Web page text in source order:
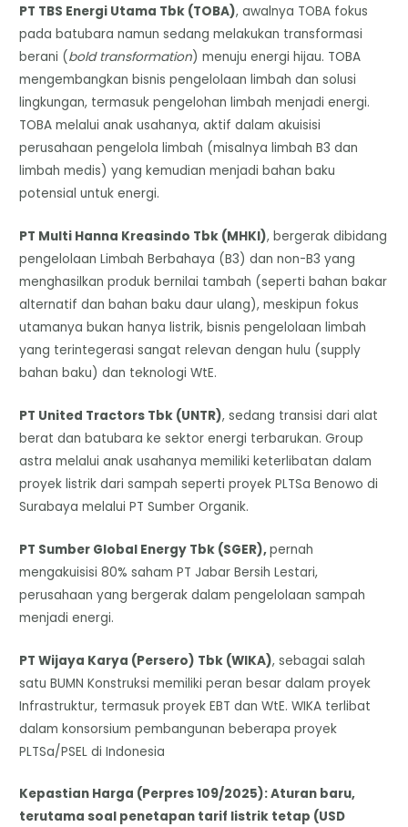
PT TBS Energi Utama Tbk (TOBA), awalnya TOBA fokus
pada batubara namun sedang melakukan transformasi
berani (bold transformation) menuju energi hijau. TOBA
mengembangkan bisnis pengelolaan limbah dan solusi
lingkungan, termasuk pengelohan limbah menjadi energi.
TOBA melalui anak usahanya, aktif dalam akuisisi
perusahaan pengelola limbah (misalnya limbah B3 dan
limbah medis) yang kemudian menjadi bahan baku
potensial untuk energi.
PT Multi Hanna Kreasindo Tbk (MHKI), bergerak dibidang
pengelolaan Limbah Berbahaya (B3) dan non-B3 yang
menghasilkan produk bernilai tambah (seperti bahan bakar
alternatif dan bahan baku daur ulang), meskipun fokus
utamanya bukan hanya listrik, bisnis pengelolaan limbah
yang terintegerasi sangat relevan dengan hulu (supply
bahan baku) dan teknologi WtE.
PT United Tractors Tbk (UNTR), sedang transisi dari alat
berat dan batubara ke sektor energi terbarukan. Group
astra melalui anak usahanya memiliki keterlibatan dalam
proyek listrik dari sampah seperti proyek PLTSa Benowo di
Surabaya melalui PT Sumber Organik.
PT Sumber Global Energy Tbk (SGER),pernah
mengakuisisi 80% saham PT Jabar Bersih Lestari,
perusahaan yang bergerak dalam pengelolaan sampah
menjadi energi.
PT Wijaya Karya (Persero) Tbk (WIKA), sebagai salah
satu BUMN Konstruksi memiliki peran besar dalam proyek
Infrastruktur, termasuk proyek EBT dan WtE. WIKA terlibat
dalam konsorsium pembangunan beberapa proyek
PLTSa/PSEL di Indonesia
​Kepastian Harga (Perpres 109/2025): Aturan baru,
terutama soal penetapan tarif listrik tetap (USD